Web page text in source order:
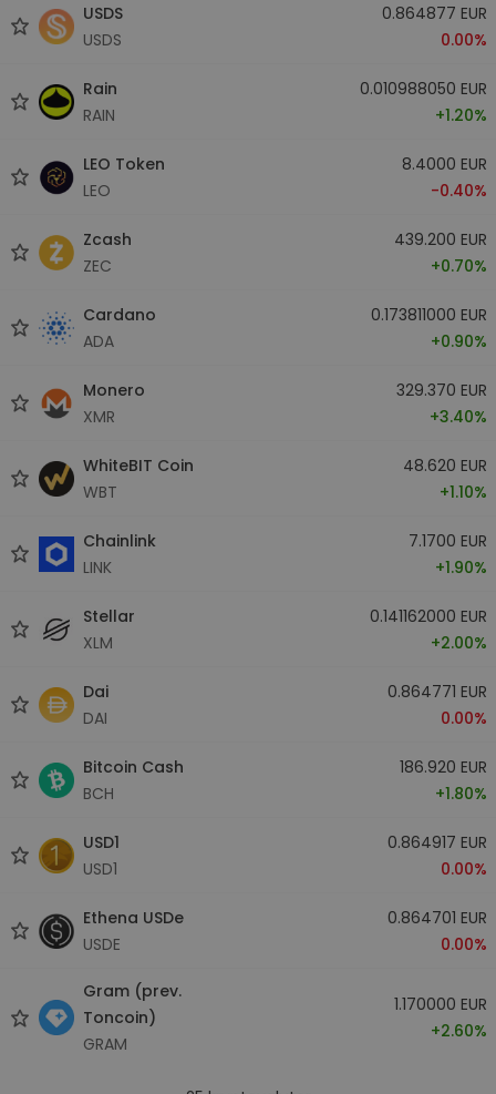
USDS
USDS
0.864877 EUR
0.00%
Rain
RAIN
0.010988050 EUR
+1.20%
LEO Token
LEO
8.4000 EUR
-0.40%
Zcash
ZEC
439.200 EUR
+0.70%
Cardano
ADA
0.173811000 EUR
+0.90%
Monero
XMR
329.370 EUR
+3.40%
WhiteBIT Coin
WBT
48.620 EUR
+1.10%
Chainlink
LINK
7.1700 EUR
+1.90%
Stellar
XLM
0.141162000 EUR
+2.00%
Dai
DAI
0.864771 EUR
0.00%
Bitcoin Cash
BCH
186.920 EUR
+1.80%
USD1
USD1
0.864917 EUR
0.00%
Ethena USDe
USDE
0.864701 EUR
0.00%
Gram (prev.
Toncoin)
GRAM
1.170000 EUR
+2.60%